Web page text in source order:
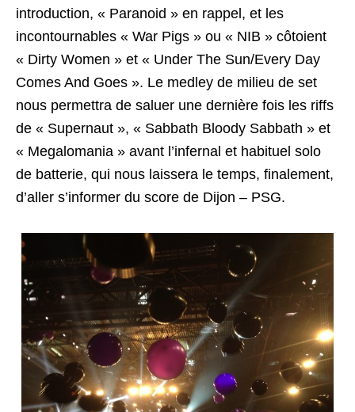
introduction, « Paranoid » en rappel, et les
incontournables « War Pigs » ou « NIB » côtoient
« Dirty Women » et « Under The Sun/Every Day
Comes And Goes ». Le medley de milieu de set
nous permettra de saluer une dernière fois les riffs
de « Supernaut », « Sabbath Bloody Sabbath » et
« Megalomania » avant l’infernal et habituel solo
de batterie, qui nous laissera le temps, finalement,
d’aller s’informer du score de Dijon – PSG.